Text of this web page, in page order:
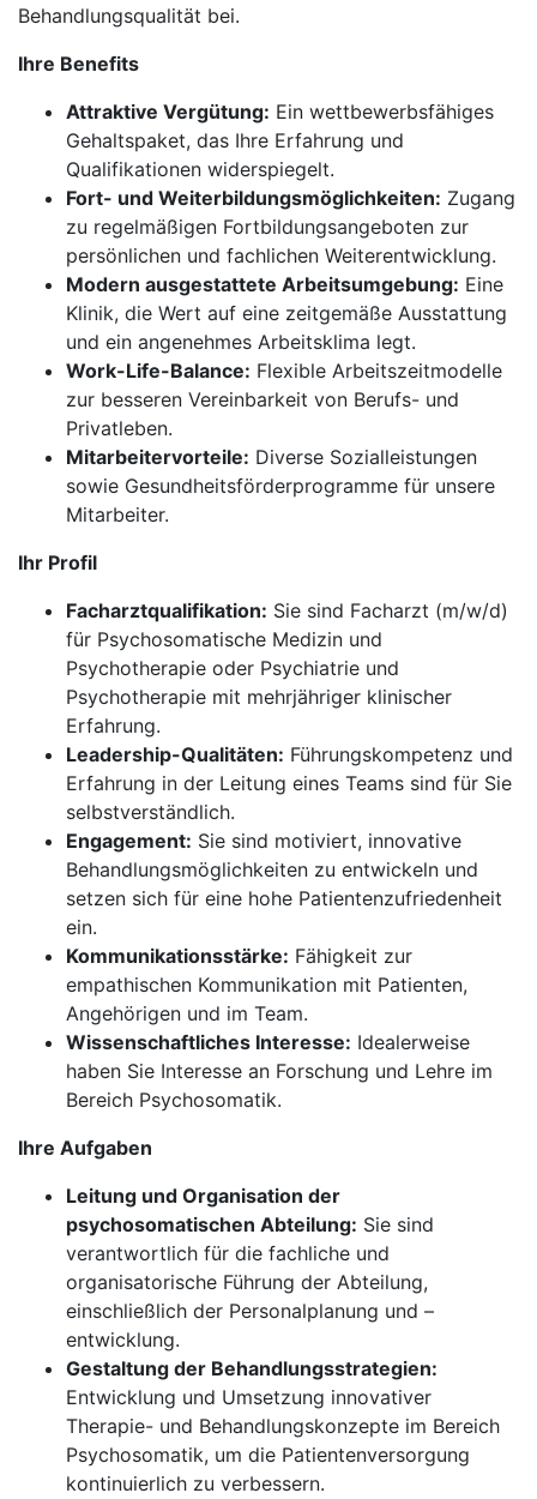
Behandlungsqualität bei.
Ihre Benefits
Attraktive Vergütung: Ein wettbewerbsfähiges
Gehaltspaket, das Ihre Erfahrung und
Qualifikationen widerspiegelt.
Fort- und Weiterbildungsmöglichkeiten: Zugang
zu regelmäßigen Fortbildungsangeboten zur
persönlichen und fachlichen Weiterentwicklung.
Modern ausgestattete Arbeitsumgebung: Eine
Klinik, die Wert auf eine zeitgemäße Ausstattung
und ein angenehmes Arbeitsklima legt.
Work-Life-Balance: Flexible Arbeitszeitmodelle
zur besseren Vereinbarkeit von Berufs- und
Privatleben.
Mitarbeitervorteile: Diverse Sozialleistungen
sowie Gesundheitsförderprogramme für unsere
Mitarbeiter.
Ihr Profil
Facharztqualifikation: Sie sind Facharzt (m/w/d)
für Psychosomatische Medizin und
Psychotherapie oder Psychiatrie und
Psychotherapie mit mehrjähriger klinischer
Erfahrung.
Leadership-Qualitäten: Führungskompetenz und
Erfahrung in der Leitung eines Teams sind für Sie
selbstverständlich.
Engagement: Sie sind motiviert, innovative
Behandlungsmöglichkeiten zu entwickeln und
setzen sich für eine hohe Patientenzufriedenheit
ein.
Kommunikationsstärke: Fähigkeit zur
empathischen Kommunikation mit Patienten,
Angehörigen und im Team.
Wissenschaftliches Interesse: Idealerweise
haben Sie Interesse an Forschung und Lehre im
Bereich Psychosomatik.
Ihre Aufgaben
Leitung und Organisation der
psychosomatischen Abteilung: Sie sind
verantwortlich für die fachliche und
organisatorische Führung der Abteilung,
einschließlich der Personalplanung und –
entwicklung.
Gestaltung der Behandlungsstrategien:
Entwicklung und Umsetzung innovativer
Therapie- und Behandlungskonzepte im Bereich
Psychosomatik, um die Patientenversorgung
kontinuierlich zu verbessern.